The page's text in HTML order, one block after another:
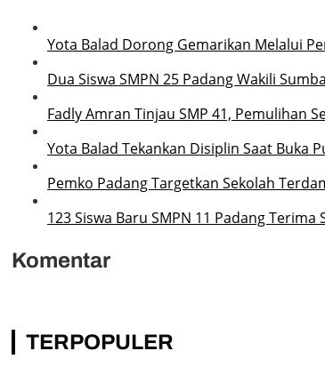
Yota Balad Dorong Gemarikan Melalui
Dua Siswa SMPN 25 Padang Wakili
Fadly Amran Tinjau SMP 41, Pemulihan
Yota Balad Tekankan Disiplin Saat Buka
Pemko Padang Targetkan Sekolah
123 Siswa Baru SMPN 11 Padang
Komentar
TERPOPULER